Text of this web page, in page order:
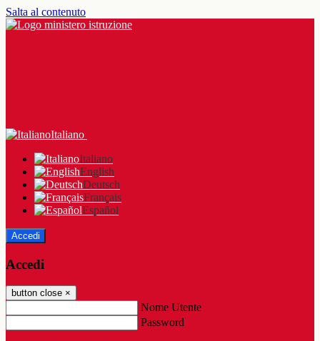
Salta al contenuto
Italiano
Italiano
English
Deutsch
Français
Español
Accedi
Accedi
button close ×
Nome Utente
Password